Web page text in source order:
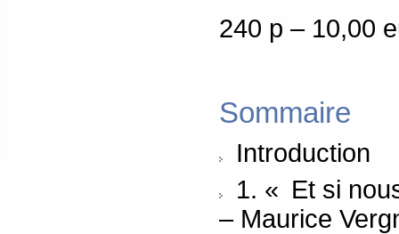
240 p – 10,00
Sommaire
Introduction
1. « Et si
– Maurice